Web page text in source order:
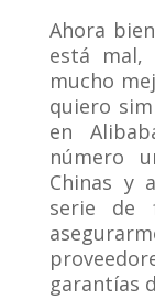
Ahora
está
mucho
quiero
en
número
Chinas y
serie de
garantías